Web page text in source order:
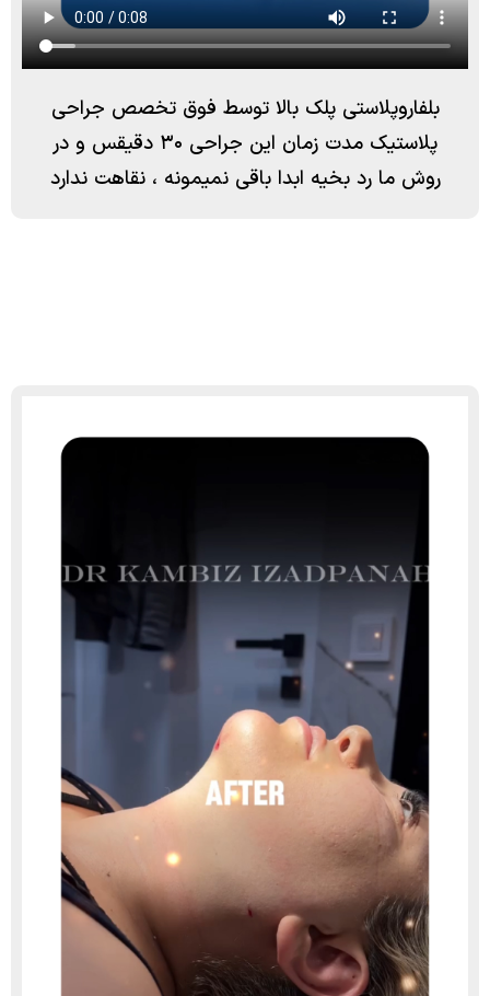
بلفاروپلاستي پلك بالا توسط فوق تخصص جراحي
پلاستيك مدت زمان اين جراحي ٣٠ دقيقس و در
روش ما رد بخيه ابدا باقي نميمونه ، نقاهت ندارد